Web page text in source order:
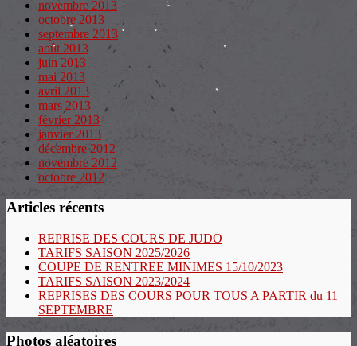
novembre 2013
octobre 2013
septembre 2013
août 2013
juin 2013
mai 2013
avril 2013
mars 2013
février 2013
janvier 2013
décembre 2012
novembre 2012
octobre 2012
Articles récents
REPRISE DES COURS DE JUDO
TARIFS SAISON 2025/2026
COUPE DE RENTREE MINIMES 15/10/2023
TARIFS SAISON 2023/2024
REPRISES DES COURS POUR TOUS A PARTIR du 11
SEPTEMBRE
Photos aléatoires